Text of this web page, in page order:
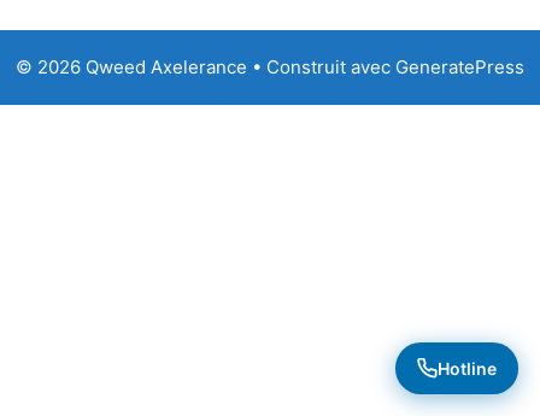
© 2026 Qweed Axelerance • Construit avec GeneratePress
Hotline